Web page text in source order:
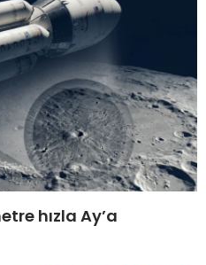
hızla Ay’a